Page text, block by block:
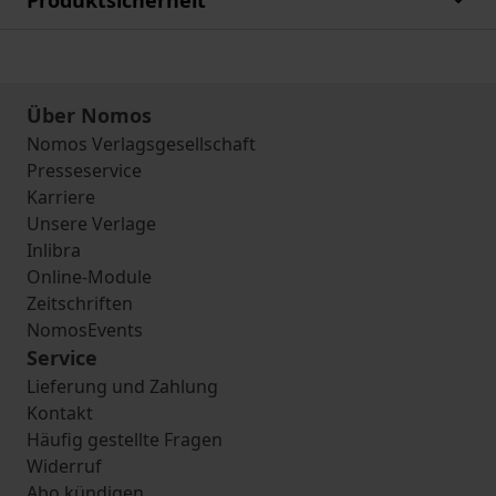
Über Nomos
Nomos Verlagsgesellschaft
Presseservice
Karriere
Unsere Verlage
Inlibra
Online-Module
Zeitschriften
NomosEvents
Service
Lieferung und Zahlung
Kontakt
Häufig gestellte Fragen
Widerruf